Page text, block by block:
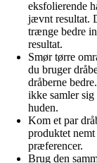
eksfolierende
jævnt resultat.
trænge bedre
resultat.
Smør tørre
du bruger
dråberne
ikke samler
huden.
Kom et par
produktet
præferencer.
Brug den